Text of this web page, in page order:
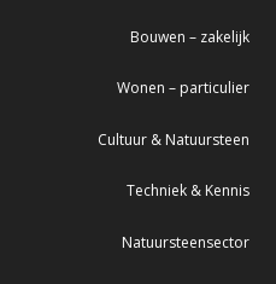
Bouwen – zakelijk
Wonen – particulier
Cultuur & Natuursteen
Techniek & Kennis
Natuursteensector